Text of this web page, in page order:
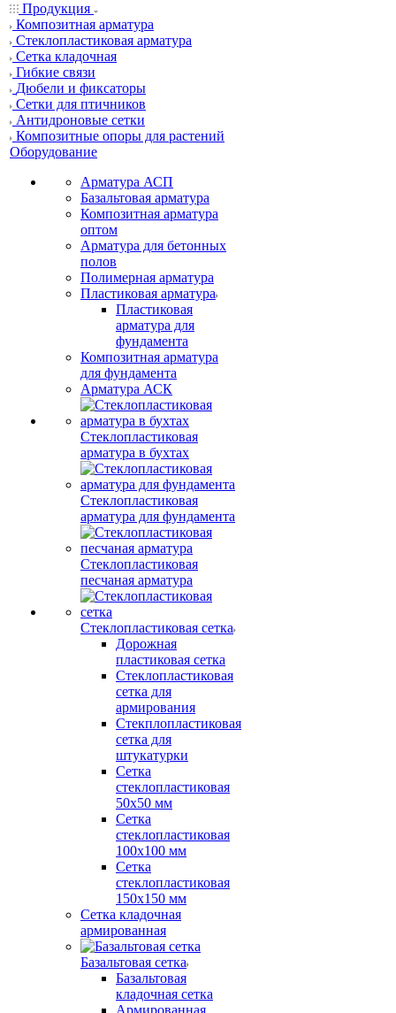
Продукция
Композитная арматура
Cтеклопластиковая арматура
Сетка кладочная
Гибкие связи
Дюбели и фиксаторы
Сетки для птичников
Антидроновые сетки
Композитные опоры для растений
Оборудование
Арматура АСП
Базальтовая арматура
Композитная арматура
оптом
Арматура для бетонных
полов
Полимерная арматура
Пластиковая арматура
Пластиковая
арматура для
фундамента
Композитная арматура
для фундамента
Арматура АСК
Стеклопластиковая
арматура в бухтах
Стеклопластиковая
арматура для фундамента
Стеклопластиковая
песчаная арматура
Стеклопластиковая сетка
Дорожная
пластиковая сетка
Стеклопластиковая
сетка для
армирования
Стекплопластиковая
сетка для
штукатурки
Сетка
стеклопластиковая
50x50 мм
Сетка
стеклопластиковая
100x100 мм
Сетка
стеклопластиковая
150x150 мм
Сетка кладочная
армированная
Базальтовая сетка
Базальтовая
кладочная сетка
Армированная